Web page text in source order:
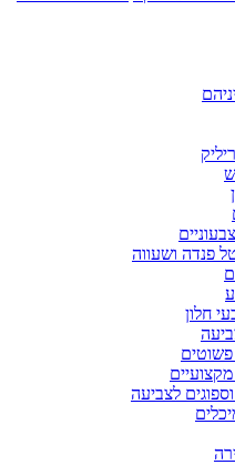
פנדה ושעווה
חלון
לצביעה